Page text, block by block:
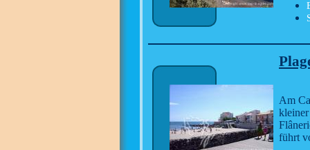
Am
führt